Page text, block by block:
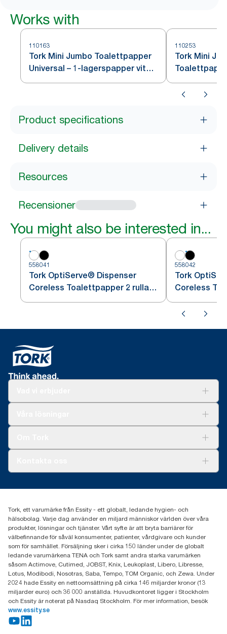
Works with
110163
Tork Mini Jumbo Toalettpapper
Universal – 1-lagerspapper vit
110253
Tork Mini
Product specifications
Delivery details
Resources
Recensioner
You might also be interested in...
558041
Tork OptiServe® Dispenser
Coreless Toalettpapper 2 rullar
558042
Tork
Coreless
031-746 17 00
Tork, ett varumärke från Essity - ett globalt, ledande hygien- och
hälsobolag. Varje dag använder en miljard människor världen över våra
produkter, lösningar och tjänster. Vårt syfte är att bryta barriärer för
välbefinnande för såväl konsumenter, patienter, vårdgivare och kunder
som för samhället. Försäljning sker i cirka 150 länder under de globalt
ledande varumärkena TENA och Tork samt andra starka varumärken
såsom Actimove, Cutimed, JOBST, Knix, Leukoplast, Libero, Libresse,
Lotus, Modibodi, Nosotras, Saba, Tempo, TOM Organic, och Zewa. Under
2024 hade Essity en nettoomsättning på cirka 146 miljarder kronor (13
miljarder euro) och 36 000 anställda. Huvudkontoret ligger i Stockholm
och Essity är noterat på Nasdaq Stockholm. För mer information, besök
www.essity.se